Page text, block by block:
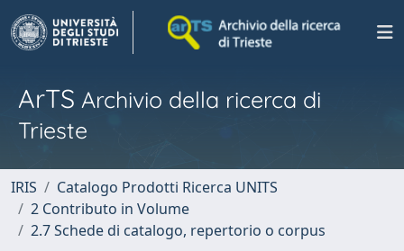
ArTS Archivio della ricerca di
Trieste
IRIS
Catalogo Prodotti Ricerca UNITS
2 Contributo in Volume
2.7 Schede di catalogo, repertorio o corpus